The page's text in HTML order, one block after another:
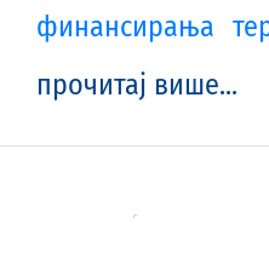
финансирања
играчницама и
прочитај више...